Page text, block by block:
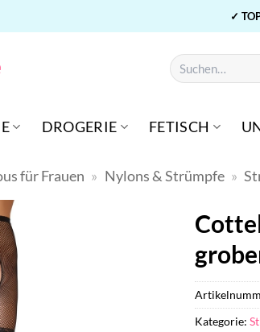
✓
Suchen
nach:
DROGERIE FETISCH
für Frauen » Nylons & Strümpfe »
Kategorie: